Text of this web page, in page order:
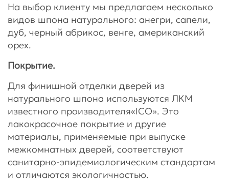
На выбор клиенту мы предлагаем несколько
видов шпона натурального: анегри, сапели,
дуб, черный абрикос, венге, американский
орех.
Покрытие.
Для финишной отделки дверей из
натурального шпона используются ЛКМ
известного производителя«ICO». Это
лакокрасочное покрытие и другие
материалы, применяемые при выпуске
межкомнатных дверей, соответствуют
санитарно-эпидемиологическим стандартам
и отличаются экологичностью.